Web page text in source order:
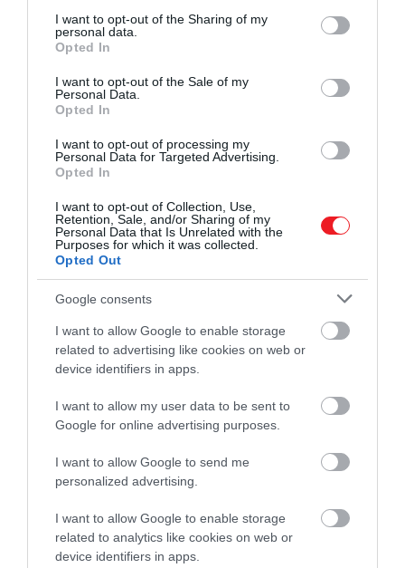
not limited to your visit or usage behaviour. You may click to
grant or deny consent to Google and its third-party tags to
use your data for below specified purposes in below Google
consent section.
I want to opt-out of the Sharing of my
personal data.
Opted In
I want to opt-out of the Sale of my
Personal Data.
Opted In
I want to opt-out of processing my
Personal Data for Targeted Advertising.
Opted In
I want to opt-out of Collection, Use,
Retention, Sale, and/or Sharing of my
Personal Data that Is Unrelated with the
Purposes for which it was collected.
Opted Out
Google consents
I want to allow Google to enable storage
related to advertising like cookies on web or
device identifiers in apps.
I want to allow my user data to be sent to
Google for online advertising purposes.
I want to allow Google to send me
personalized advertising.
I want to allow Google to enable storage
related to analytics like cookies on web or
device identifiers in apps.
Ahogy megvan a szezonja a vízparti
hűsölésnek, a mezítlábas napozásnak, a
kerti ebédeknek és a barátokkal
elnyújtott nyári délutánoknak, úgy
Darázscsípés nyáron: így
kerülheted el, és ezt tedd, ha
már…